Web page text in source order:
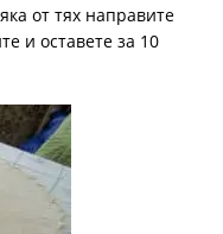
от тях направите
и оставете за 10